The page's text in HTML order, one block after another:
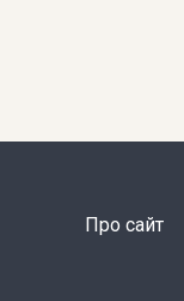
Про сайт